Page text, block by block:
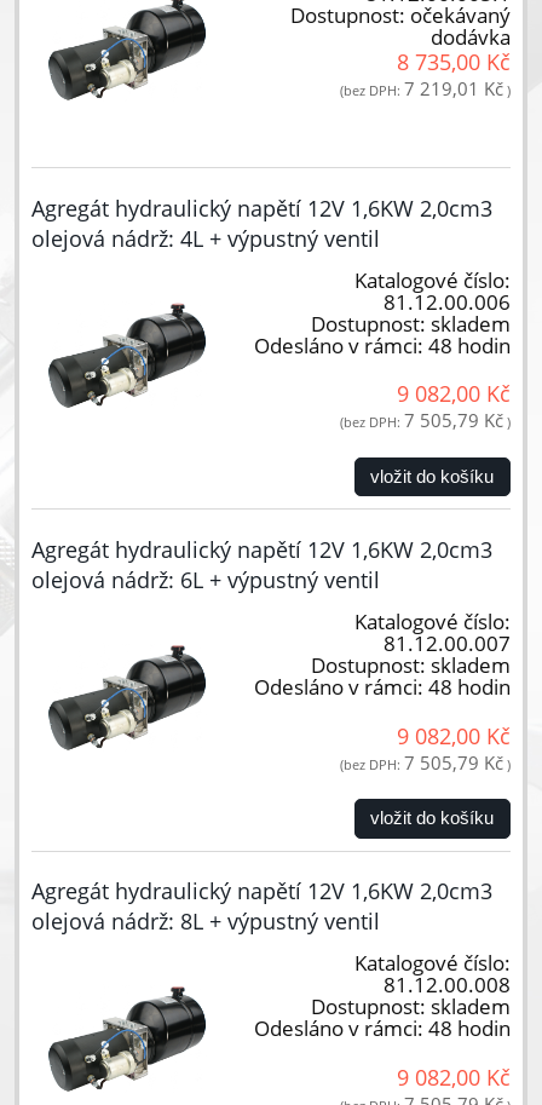
Dostupnost: očekávaný
dodávka
8 735,00 Kč
(bez DPH: 7 219,01 Kč )
Agregát hydraulický napětí 12V 1,6KW 2,0cm3
olejová nádrž: 4L + výpustný ventil
Katalogové číslo:
81.12.00.006
Dostupnost: skladem
Odesláno v rámci: 48 hodin
9 082,00 Kč
(bez DPH: 7 505,79 Kč )
vložit do košíku
Agregát hydraulický napětí 12V 1,6KW 2,0cm3
olejová nádrž: 6L + výpustný ventil
Katalogové číslo:
81.12.00.007
Dostupnost: skladem
Odesláno v rámci: 48 hodin
9 082,00 Kč
(bez DPH: 7 505,79 Kč )
vložit do košíku
Agregát hydraulický napětí 12V 1,6KW 2,0cm3
olejová nádrž: 8L + výpustný ventil
Katalogové číslo:
81.12.00.008
Dostupnost: skladem
Odesláno v rámci: 48 hodin
9 082,00 Kč